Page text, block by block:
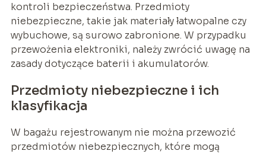
kontroli bezpieczeństwa. Przedmioty
niebezpieczne, takie jak materiały łatwopalne czy
wybuchowe, są surowo zabronione. W przypadku
przewożenia elektroniki, należy zwrócić uwagę na
zasady dotyczące baterii i akumulatorów.
Przedmioty niebezpieczne i ich
klasyfikacja
W bagażu rejestrowanym nie można przewozić
przedmiotów niebezpiecznych, które mogą